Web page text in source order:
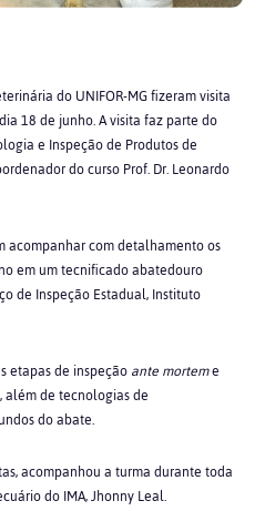
do UNIFOR-MG fizeram visita
18 de junho. A visita faz parte do
e Inspeção de Produtos de
do curso Prof. Dr. Leonardo
acompanhar com detalhamento os
em um tecnificado abatedouro
de Inspeção Estadual, Instituto
etapas de inspeçãoante morteme
além de tecnologias de
do abate.
acompanhou a turma durante toda
do IMA, Jhonny Leal.